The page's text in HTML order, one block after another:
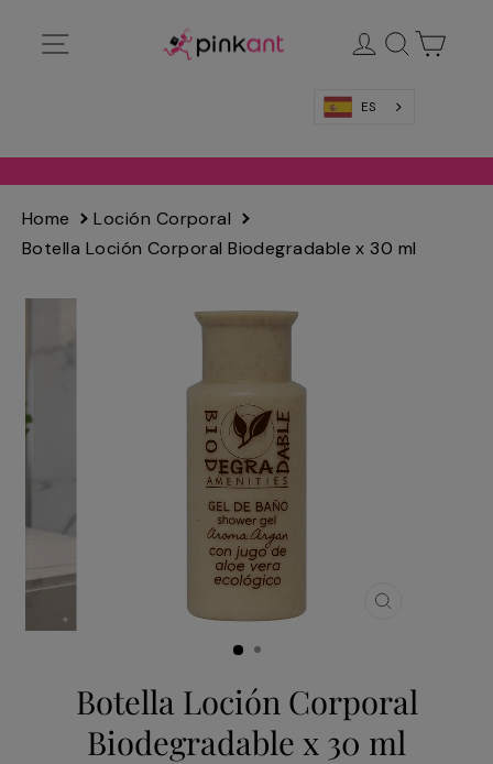
directamente
Ingresar
Buscar
ES
Home
Loción Corporal
Botella Loción Corporal Biodegradable x 30 ml
Botella Loción Corporal
Biodegradable x 30 ml